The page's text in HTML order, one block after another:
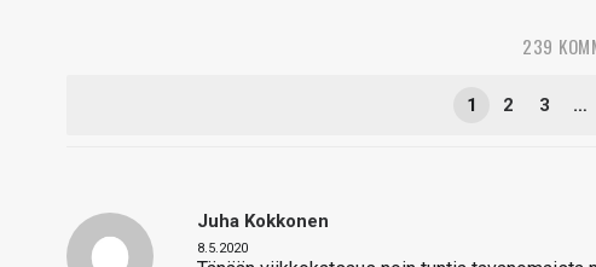
239
1 2 3 …
Juha Kokkonen
8.5.2020